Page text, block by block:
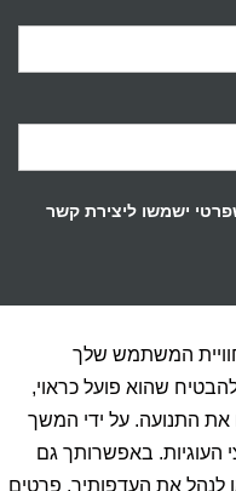
ישמשו ליצירת קשר
המשתמש שלך
שהוא פועל כראוי,
התנועה. על ידי המשך
העוגיות. באפשרותך גם
לנהל את העדפותיך. פרטים